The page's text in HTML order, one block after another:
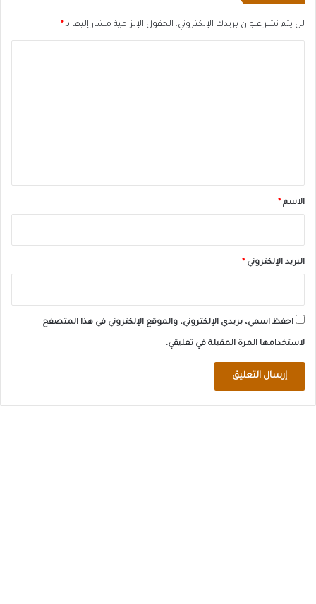
لن يتم نشر عنوان بريدك الإلكتروني. الحقول الإلزامية مشار إليها بـ *
*الاسم *
البريد الإلكتروني *
احفظ اسمي، بريدي الإلكتروني، والموقع الإلكتروني في هذا المتصفح
لاستخدامها المرة المقبلة في تعليقي.